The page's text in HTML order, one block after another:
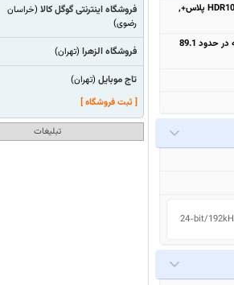
AMOLED, با 68 میلیارد رنگ, 144Hz, Dolby Vision, دارای فناوری HDR10 پلاس+,
6.67 اینچ, 107.4 سانتیمتر مربع (نسبت سطح صفحه نمایش به بدنه در حدود 89.1
24-bit/
فروشگاه اینترنتی گوگل کالا (خراسان
رضوی)
فروشگاه الزهرا (تهران)
تاج موبایل (تهران)
[ ثبت فروشگاه ]
تبلیغات